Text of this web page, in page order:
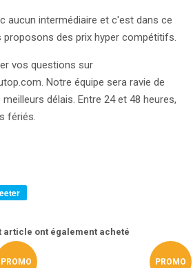
aucun intermédiaire et c'est dans ce
proposons des prix hyper compétitifs.
vos questions sur
Notre équipe sera ravie de
délais. Entre 24 et 48 heures,
fériés.
article ont également acheté
PROMO PROMO